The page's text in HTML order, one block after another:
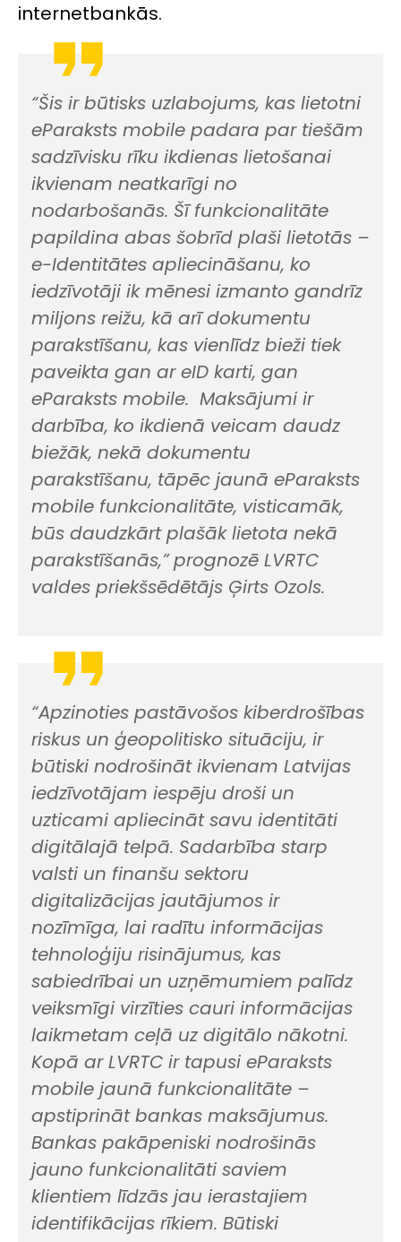
internetbankās.
“Šis ir būtisks uzlabojums, kas lietotni
eParaksts mobile padara par tiešām
sadzīvisku rīku ikdienas lietošanai
ikvienam neatkarīgi no
nodarbošanās. Šī funkcionalitāte
papildina abas šobrīd plaši lietotās –
e-Identitātes apliecināšanu, ko
iedzīvotāji ik mēnesi izmanto gandrīz
miljons reižu, kā arī dokumentu
parakstīšanu, kas vienlīdz bieži tiek
paveikta gan ar eID karti, gan
eParaksts mobile. Maksājumi ir
darbība, ko ikdienā veicam daudz
biežāk, nekā dokumentu
parakstīšanu, tāpēc jaunā eParaksts
mobile funkcionalitāte, visticamāk,
būs daudzkārt plašāk lietota nekā
parakstīšanās,”prognozē LVRTC
valdes priekšsēdētājs Ģirts Ozols.
“Apzinoties pastāvošos kiberdrošības
riskus un ģeopolitisko situāciju, ir
būtiski nodrošināt ikvienam Latvijas
iedzīvotājam iespēju droši un
uzticami apliecināt savu identitāti
digitālajā telpā. Sadarbība starp
valsti un finanšu sektoru
digitalizācijas jautājumos ir
nozīmīga, lai radītu informācijas
tehnoloģiju risinājumus, kas
sabiedrībai un uzņēmumiem palīdz
veiksmīgi virzīties cauri informācijas
laikmetam ceļā uz digitālo nākotni.
Kopā ar LVRTC ir tapusi eParaksts
mobile jaunā funkcionalitāte –
apstiprināt bankas maksājumus.
Bankas pakāpeniski nodrošinās
jauno funkcionalitāti saviem
klientiem līdzās jau ierastajiem
identifikācijas rīkiem. Būtiski